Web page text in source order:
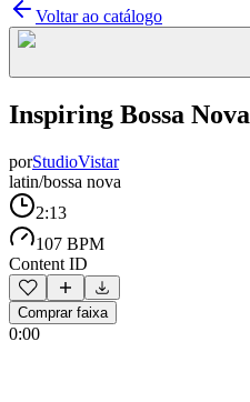
Voltar ao catálogo
Inspiring Bossa Nova
porStudioVistar
latin/bossa nova
2:13
107 BPM
Content ID
Comprar faixa
0:00